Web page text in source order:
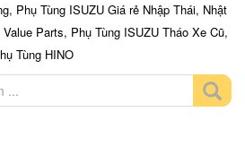
Phụ Tùng ISUZU Giá rẻ Nhập Thái, Nhật
Parts, Phụ Tùng ISUZU Tháo Xe Cũ,
Tùng HINO